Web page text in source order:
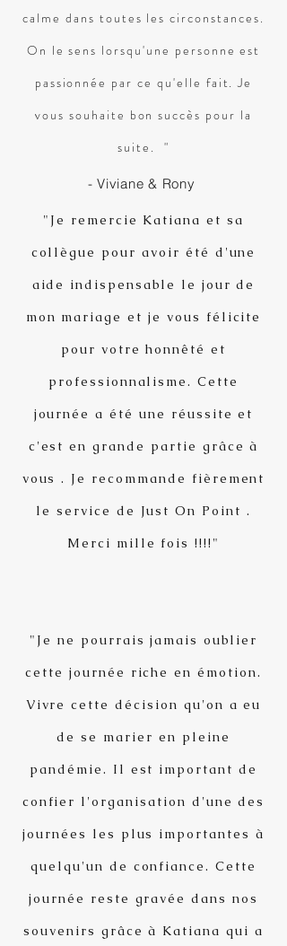
calme dans toutes les circonstances.
On le sens lorsqu'une personne est
passionnée par ce qu'elle fait. Je
vous souhaite bon succès pour la
suite. "
- Viviane & Rony
"Je remercie Katiana et sa
collègue pour avoir été d'une
aide indispensable le jour de
mon mariage et je vous félicite
pour votre honnêté et
professionnalisme. Cette
journée a été une réussite et
c'est en grande partie grâce à
vous . Je recommande fièrement
le service de Just On Point .
Merci mille fois !!!!"
"Je ne pourrais jamais oublier
cette journée riche en émotion.
Vivre cette décision qu'on a eu
de se marier en pleine
pandémie. Il est important de
confier l'organisation d'une des
journées les plus importantes à
quelqu'un de confiance. Cette
journée reste gravée dans nos
souvenirs grâce à Katiana qui a